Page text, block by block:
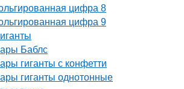
цифра 8
цифра 9
Баблс
гиганты с конфетти
гиганты однотонные